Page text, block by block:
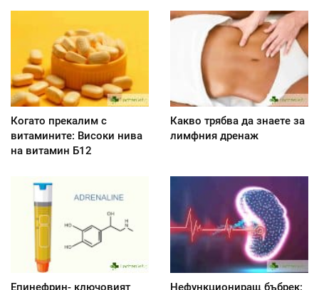
Когато прекалим с
витамините: Високи нива
на витамин Б12
Какво трябва да знаете за
лимфния дренаж
Епинефрин- ключовият Нефункциониращ бъбрек: